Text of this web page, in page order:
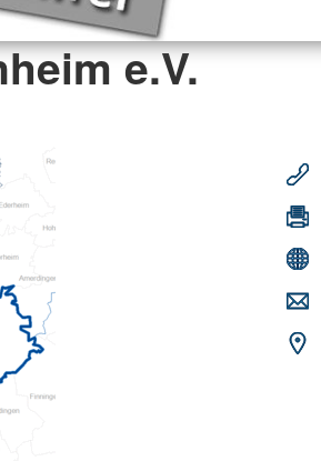
e.V.